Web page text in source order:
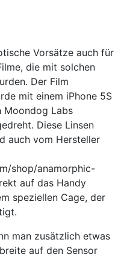
Vorsätze auch für
die mit solchen
Der Film
mit einem iPhone 5S
Moondog Labs
Diese Linsen
auch vom Hersteller
shop/anamorphic-
auf das Handy
speziellen Cage, der
man zusätzlich etwas
auf den Sensor